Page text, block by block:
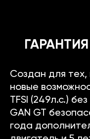
Создан для тех,
новые
TFSI (249л.с.)
GAN GT
года